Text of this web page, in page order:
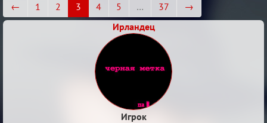
← 1 2 3 4 5 … 37
→
Ирландец
Игрок